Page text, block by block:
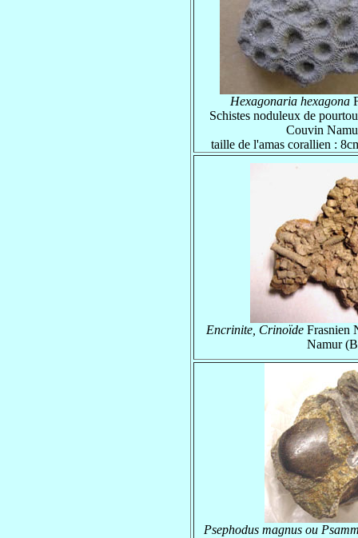
Hexagonaria hexagona
Schistes noduleux de
Couvin
taille de l'amas corallien :
Encrinite, CrinoïdeFrasnien
Namur
Psephodus magnus ou